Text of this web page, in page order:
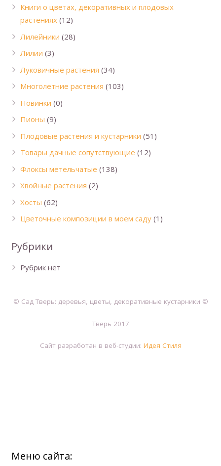
Книги о цветах, декоративных и плодовых
растениях (12)
Лилейники (28)
Лилии (3)
Луковичные растения (34)
Многолетние растения (103)
Новинки (0)
Пионы (9)
Плодовые растения и кустарники (51)
Товары дачные сопутствующие (12)
Флоксы метельчатые (138)
Хвойные растения (2)
Хосты (62)
Цветочные композиции в моем саду (1)
Рубрики
Рубрик нет
© Сад Тверь: деревья, цветы, декоративные кустарники ©
Тверь 2017
Сайт разработан в веб-студии: Идея Стиля
Меню сайта: